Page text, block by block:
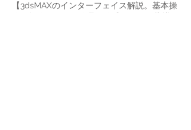
【3dsMAXのインターフェイス解説。基本操